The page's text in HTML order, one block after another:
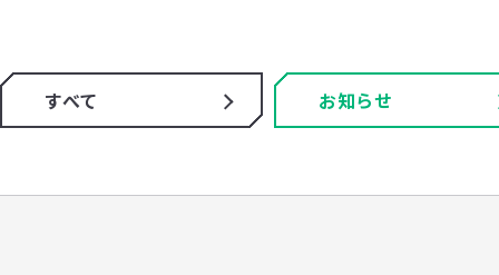
すべて お知らせ